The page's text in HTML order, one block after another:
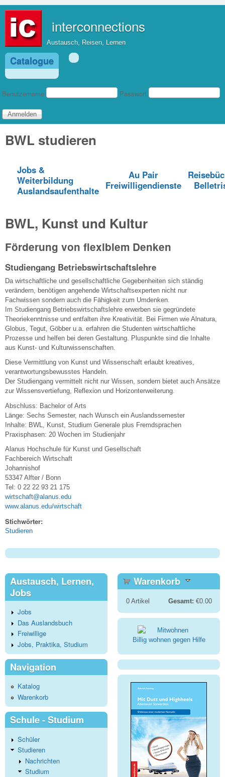
interconnections
Austausch, Reisen, Lernen
Catalogue
Benutzeranmeldung
Benutzername Passwort
BWL studieren
Jobs &
Weiterbildung
Auslandsaufenthalte
Au Pair
Freiwilligendienste
BWL, Kunst und Kultur
Förderung von flexiblem Denken
Studiengang Betriebswirtschaftslehre
Da wirtschaftliche und gesellschaftliche Gegebenheiten sich ständig
verändern, benötigen angehende Wirtschaftsexperten nicht nur
Fachwissen sondern auch die Fähigkeit zum Umdenken.
Im Studiengang Betriebswirtschaftslehre erwerben sie gegründete
Theoriekenntnisse und entfalten ihre Kreativität. Bei Firmen wie Alnatura,
Globus, Tegut, Göbber u.a. erfahren die Studenten wirtschaftliche
Prozesse und helfen bei deren Gestaltung. Pluspunkte sind die Inhalte
aus Kunst- und Kulturwissenschaften.
Diese Vermittlung von Kunst und Wissenschaft erlaubt kreatives,
verantwortungsbewusstes Handeln.
Der Studiengang vermittelt nicht nur Wissen, sondern bietet auch Ansätze
zur Wissensvertiefung, Reflexion und Horizonterweiterung.
Abschluss: Bachelor of Arts
Länge: Sechs Semester, nach Wunsch ein Auslandssemester
Inhalte: BWL, Kunst, Studium Generale plus Fremdsprachen
Praxisphasen: 20 Wochen im Studienjahr
Alanus Hochschule für Kunst und Gesellschaft
Fachbereich Wirtschaft
Johannishof
53347 Alfter / Bonn
Tel: 0 22 22 93 21 175
wirtschaft@alanus.edu
www.alanus.edu/wirtschaft
Stichwörter:
Studieren
Austausch, Lernen,
Jobs
Jobs
Das Auslandsbuch
Freiwillige
Jobs, Praktika, Studium
Navigation
Katalog
Warenkorb
Schule - Studium
Schüler
Studieren
Nachrichten
Studium
Warenkorb
0Artikel Gesamt: €0.00
Billig wohnen gegen Hilfe